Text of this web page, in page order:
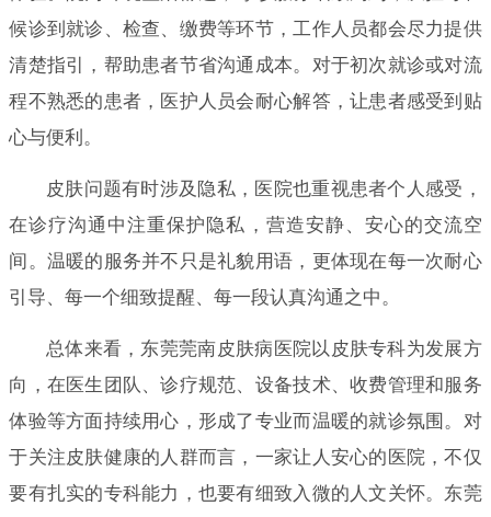
候诊到就诊、检查、缴费等环节，工作人员都会尽力提供
清楚指引，帮助患者节省沟通成本。对于初次就诊或对流
程不熟悉的患者，医护人员会耐心解答，让患者感受到贴
心与便利。
皮肤问题有时涉及隐私，医院也重视患者个人感受，
在诊疗沟通中注重保护隐私，营造安静、安心的交流空
间。温暖的服务并不只是礼貌用语，更体现在每一次耐心
引导、每一个细致提醒、每一段认真沟通之中。
总体来看，东莞莞南皮肤病医院以皮肤专科为发展方
向，在医生团队、诊疗规范、设备技术、收费管理和服务
体验等方面持续用心，形成了专业而温暖的就诊氛围。对
于关注皮肤健康的人群而言，一家让人安心的医院，不仅
要有扎实的专科能力，也要有细致入微的人文关怀。东莞